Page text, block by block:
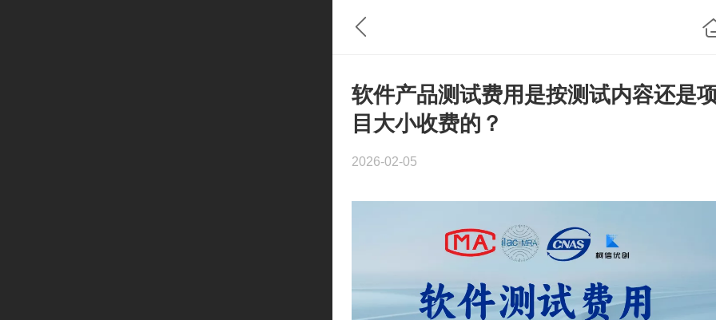
软件产品测试费用是按测试内容还是
目大小收费的？
2026-02-05